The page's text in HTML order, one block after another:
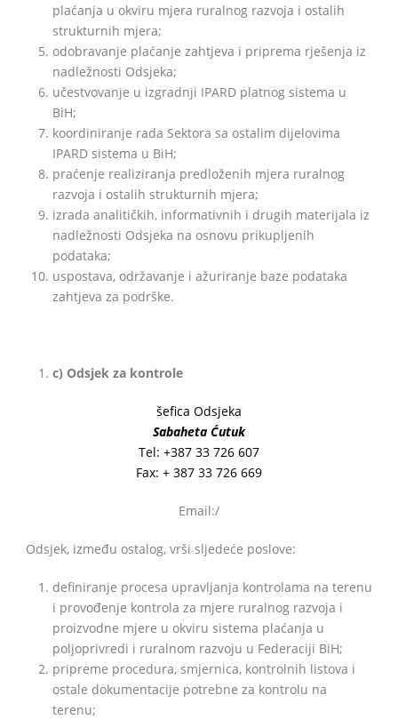
plaćanja u okviru mjera ruralnog razvoja i ostalih
strukturnih mjera;
odobravanje plaćanje zahtjeva i priprema rješenja iz
nadležnosti Odsjeka;
učestvovanje u izgradnji IPARD platnog sistema u
BiH;
koordiniranje rada Sektora sa ostalim dijelovima
IPARD sistema u BiH;
praćenje realiziranja predloženih mjera ruralnog
razvoja i ostalih strukturnih mjera;
izrada analitičkih, informativnih i drugih materijala iz
nadležnosti Odsjeka na osnovu prikupljenih
podataka;
uspostava, održavanje i ažuriranje baze podataka
zahtjeva za podrške.
c) Odsjek za kontrole
šefica Odsjeka
Sabaheta Ćutuk
Tel: +387 33 726 607
Fax: + 387 33 726 669
Email:/
Odsjek, između ostalog, vrši sljedeće poslove:
definiranje procesa upravljanja kontrolama na terenu
i provođenje kontrola za mjere ruralnog razvoja i
proizvodne mjere u okviru sistema plaćanja u
poljoprivredi i ruralnom razvoju u Federaciji BiH;
pripreme procedura, smjernica, kontrolnih listova i
ostale dokumentacije potrebne za kontrolu na
terenu;